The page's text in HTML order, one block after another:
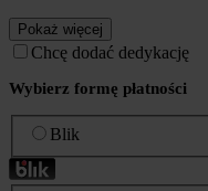
Pokaż więcej
Chcę dodać dedykację
Wybierz formę płatności
Blik